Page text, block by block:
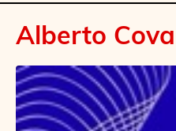
Alberto